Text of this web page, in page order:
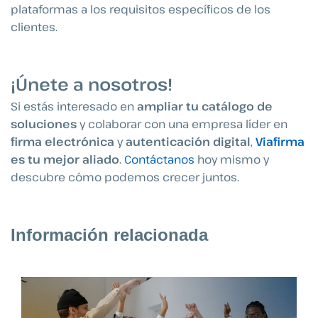
plataformas a los requisitos específicos de los
clientes.
¡Únete a nosotros!
Si estás interesado enampliar tu catálogo de
solucionesy colaborar con una empresa líder en
firma electrónica yautenticación digital, Viafirma
es tu mejor aliado. Contáctanos hoy mismo y
descubre cómo podemos crecer juntos.
Información relacionada